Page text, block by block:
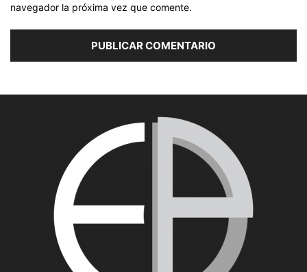
navegador la próxima vez que comente.